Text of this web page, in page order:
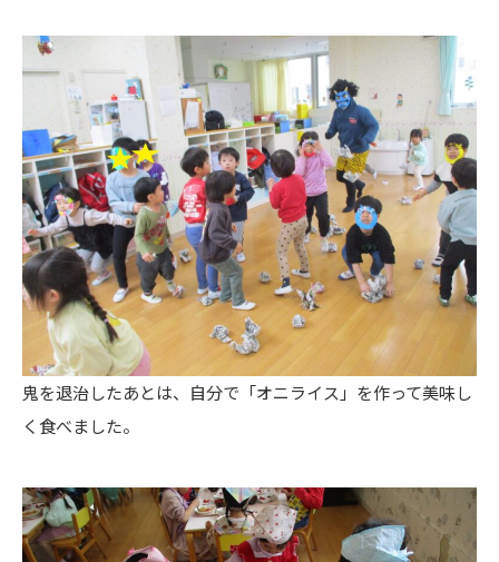
鬼を退治したあとは、自分で「オニライス」を作って美味し
く食べました。